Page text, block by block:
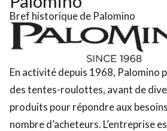
Bref historique de Palomino
En activité depuis 1968, Palomino
des tentes-roulottes, avant de
produits pour répondre aux
nombre d’acheteurs. L’entreprise